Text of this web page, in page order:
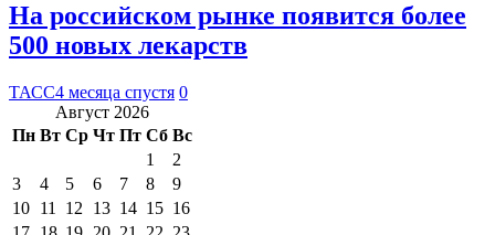
На российском рынке появится более
500 новых лекарств
ТАСС4 месяца спустя 0
Август 2026
Пн Вт Ср Чт Пт Сб Вс
1
2
3
4 5 6 7 8
9
10 11 12 13 14 15 16